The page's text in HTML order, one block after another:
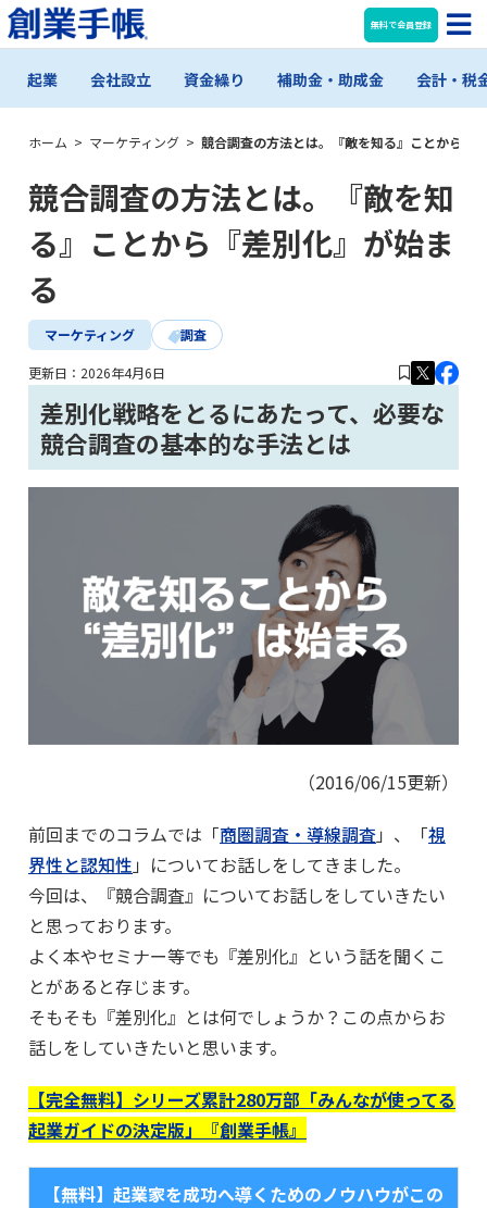
無料で会員登録
起業 会社設立 資金繰り 補助金・助成金 会計・税
ホーム > マーケティング > 競合調査の方法とは。『敵を知る』ことから『
競合調査の方法とは。『敵を知
る』ことから『差別化』が始ま
る
マーケティング 調査
更新日： 2026年4月6日
差別化戦略をとるにあたって、必要な
競合調査の基本的な手法とは
（2016/06/15更新）
前回までのコラムでは「商圏調査・導線調査」、「視
界性と認知性 」についてお話しをしてきました。
今回は、『競合調査』についてお話しをしていきたい
と思っております。
よく本やセミナー等でも『差別化』という話を聞くこ
とがあると存じます。
そもそも『差別化』とは何でしょうか？この点からお
話しをしていきたいと思います。
【完全無料】シリーズ累計280万部「みんなが使ってる
起業ガイドの決定版」『創業手帳』
【無料】起業家を成功へ導くためのノウハウがこの